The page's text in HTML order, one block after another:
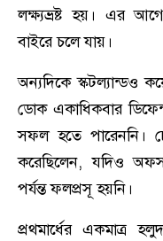
লক্ষ্যভ্রষ্ট হয়। এর
বাইরে চলে যায়।
অন্যদিকে স্কটল্যান্ডও
ডোক একাধিকবার
সফল হতে পারেননি।
করেছিলেন, যদিও
পর্যন্ত ফলপ্রসূ হয়নি।
প্রথমার্ধের একমাত্র